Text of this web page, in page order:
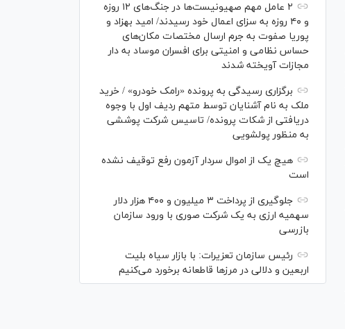
۲ عامل مهم صهیونیست‌ها در جنگ‌های ۱۲ روزه
و ۴۰ روزه به سزای اعمال خود رسیدند/ امید بهزاد و
پوریا صفوت به جرم ارسال مختصات مکان‌های
حساس نظامی و امنیتی برای افسران موساد به دار
مجازات آویخته شدند
برگزاری رسیدگی به پرونده «رامک خودرو» / خرید
ملک به نام آشنایان توسط متهم ردیف اول با وجوه
دریافتی از شکات پرونده/ تاسیس شرکت پوششی
به منظور پولشویی
هیچ یک از اموال سردار آزمون رفع توقیف نشده
است
جلوگیری از پرداخت ۳ میلیون و ۴۰۰ هزار دلار
سهمیه ارزی به یک شرکت صوری با ورود سازمان
بازرسی
رئیس سازمان تعزیرات: با بازار سیاه بلیت
اربعین و دلالی در مرز‌ها قاطعانه برخورد می‌کنیم